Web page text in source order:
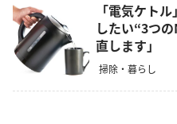
「電気ケト
したい“3つ
直します」
掃除・暮らし